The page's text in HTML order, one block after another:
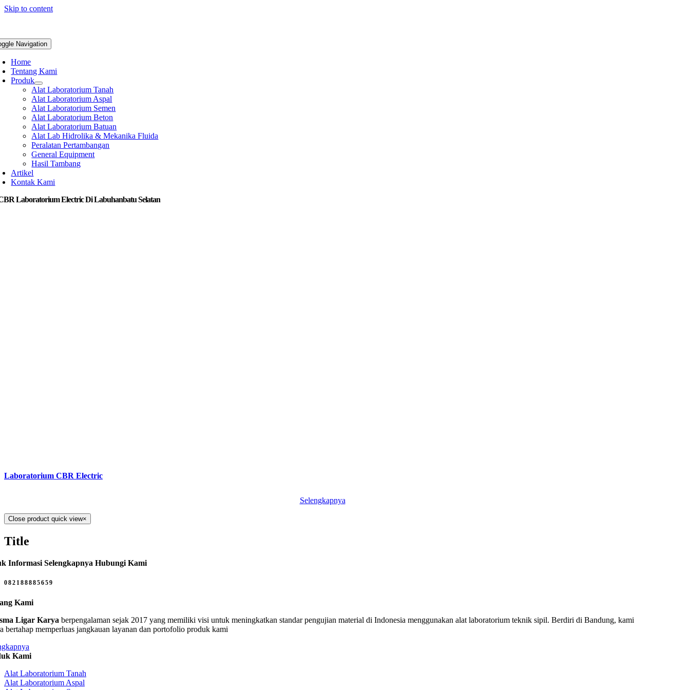
Skip to content
Navigation
Home
Tentang Kami
Produk
Alat Laboratorium Tanah
Alat Laboratorium Aspal
Alat Laboratorium Semen
Alat Laboratorium Beton
Alat Laboratorium Batuan
Alat Lab Hidrolika & Mekanika Fluida
Peralatan Pertambangan
General Equipment
Hasil Tambang
Artikel
Kontak Kami
Laboratorium Electric Di Labuhanbatu Selatan
Laboratorium CBR Electric
Selengkapnya
Close product quick view×
Title
Informasi Selengkapnya Hubungi Kami
082188885659
Kami
Ligar Karya berpengalaman sejak 2017 yang memiliki visi untuk meningkatkan standar pengujian material di Indonesia menggunakan alat laboratorium teknik sipil. Berdiri di Bandung, kami
bertahap memperluas jangkauan layanan dan portofolio produk kami
Kami
Alat Laboratorium Tanah
Alat Laboratorium Aspal